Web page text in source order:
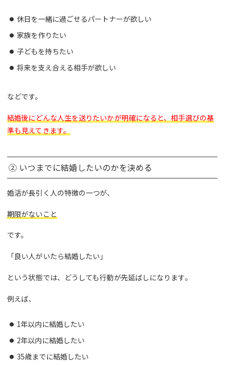
休日を一緒に過ごせるパートナーが欲しい
家族を作りたい
子どもを持ちたい
将来を支え合える相手が欲しい
などです。
結婚後にどんな人生を送りたいかが明確になると、相手選びの基
準も見えてきます。
② いつまでに結婚したいのかを決める
婚活が長引く人の特徴の一つが、
期限がないこと
です。
「良い人がいたら結婚したい」
という状態では、どうしても行動が先延ばしになります。
例えば、
1年以内に結婚したい
2年以内に結婚したい
35歳までに結婚したい